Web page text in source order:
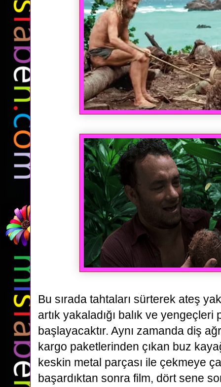
Bu sırada tahtaları sürterek ateş
artık yakaladığı balık ve
başlayacaktır. Aynı zamanda diş
kargo paketlerinden çıkan buz
keskin metal parçası ile çekmeye
başardıktan sonra film, dört sene